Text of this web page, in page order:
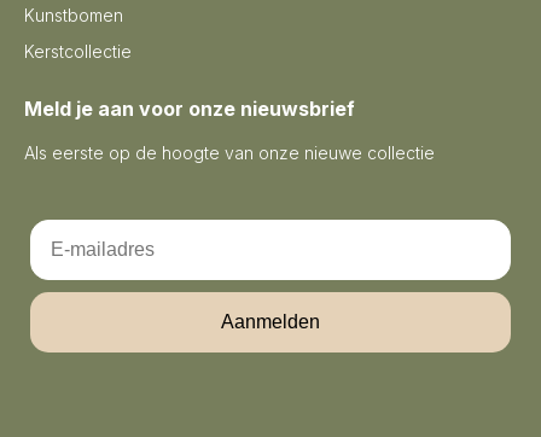
Kunstbomen
Kerstcollectie
Meld je aan voor onze nieuwsbrief
Als eerste op de hoogte van onze nieuwe collectie
Email
Aanmelden